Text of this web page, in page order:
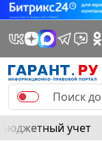
Бюджетный учет